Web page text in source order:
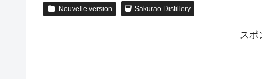
Nouvelle version Sakurao Distillery
スポ